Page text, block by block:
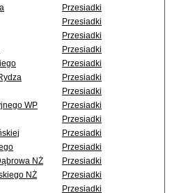
Przesiadki
Przesiadki
Przesiadki
Przesiadki
Przesiadki
Przesiadki
Przesiadki
WP
Przesiadki
Przesiadki
Przesiadki
Przesiadki
NŻ
Przesiadki
NŻ
Przesiadki
Przesiadki